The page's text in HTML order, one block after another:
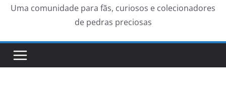
Uma comunidade para fãs, curiosos e colecionadores
de pedras preciosas